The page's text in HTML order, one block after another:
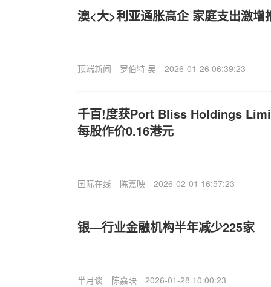
澳<大>利亚通胀高企 家庭支出激增
顶端新闻 罗伯特·吴 2026-01-26 06:39:23
千百!度获Port Bliss Holdings
每股作价0.16港元
国际在线 陈嘉映 2026-02-01 16:57:23
银—行业金融机构半年减少225家
半月谈 陈嘉映 2026-01-28 10:00:23